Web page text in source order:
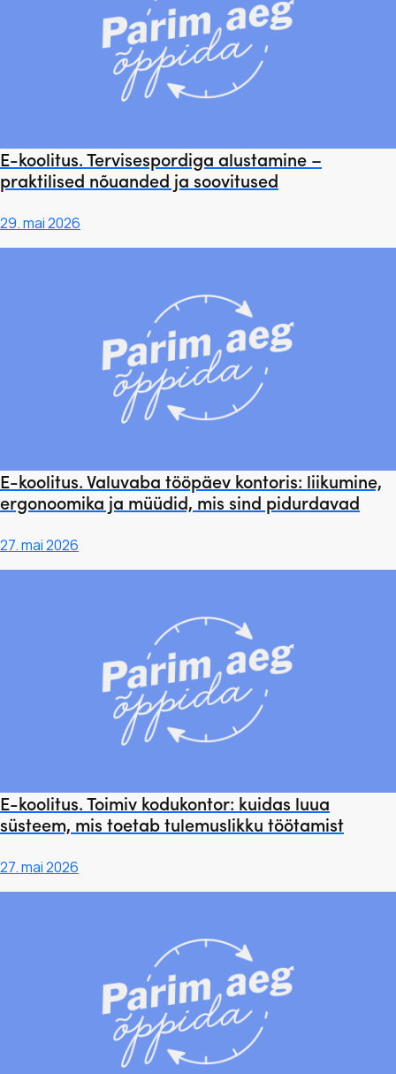
E-koolitus. Tervisespordiga alustamine –
praktilised nõuanded ja soovitused
29. mai 2026
E-koolitus. Valuvaba tööpäev kontoris: liikumine,
ergonoomika ja müüdid, mis sind pidurdavad
27. mai 2026
E-koolitus. Toimiv kodukontor: kuidas luua
süsteem, mis toetab tulemuslikku töötamist
27. mai 2026